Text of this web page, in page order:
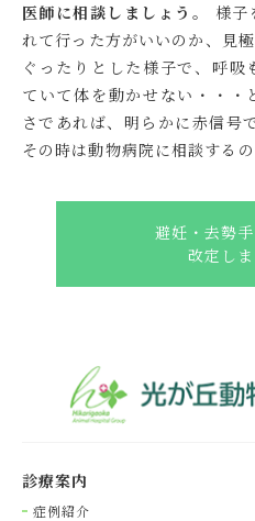
医師に相談しましょう。
様子
れて行った方がいいのか、見
ぐったりとした様子で、呼吸
ていて体を動かせない・・
さであれば、明らかに赤信号
その時は動物病院に相談する
避妊・去勢
改定しま
診療案内
症例紹介